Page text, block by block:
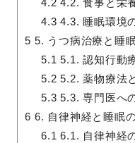
4.2 4.2. 食事と栄
4.3 4.3. 睡眠環境
5 5. うつ病治療と睡
5.1 5.1. 認知行動
5.2 5.2. 薬物療法
5.3 5.3. 専門医へ
6 6. 自律神経と睡眠
6.1 6.1. 自律神経